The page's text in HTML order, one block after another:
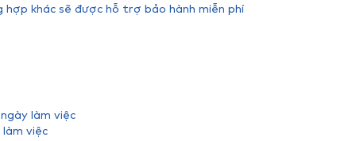
khác sẽ được hỗ trợ bảo hành miễn phí
làm việc
việc